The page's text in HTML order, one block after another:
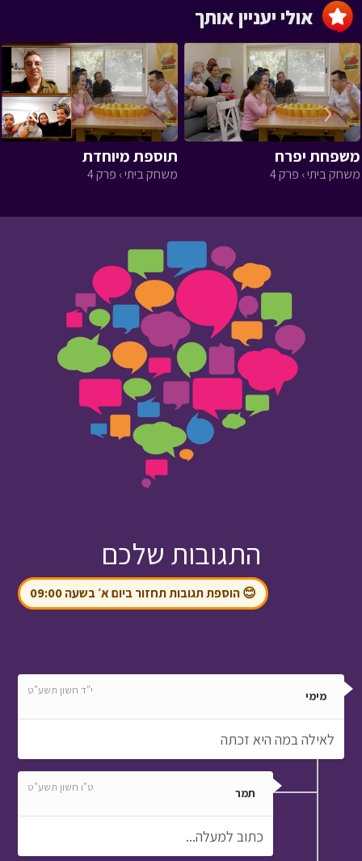
משפחת יפרח
משחק ביתי › פרק 4
תוספת מיוחדת
משחק ביתי › פרק 4
‹
›
התגובות שלכם
😊 הוספת תגובות תחזור ביום א׳ בשעה 09:00
מימי י"ד חשון תשע"ט
לאילה במה היא זכתה
תמר ט"ו חשון תשע"ט
כתוב למעלה...